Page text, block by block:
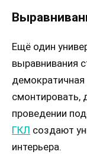
Ещё один
выравнивания
смонтировать,
проведении
ГКЛ создают
интерьера.